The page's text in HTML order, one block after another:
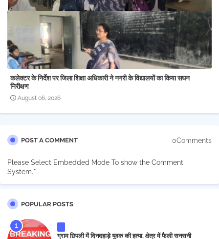
कलेक्टर के निर्देश पर जिला शिक्षा अधिकारी ने नगरी के विद्यालयों का किया सघन
निरीक्षण
August 06, 2026
POST A COMMENT 0Comments
Please Select Embedded Mode To show the Comment
System.*
POPULAR POSTS
ग्राम छिपली में दिनदहाड़े युवक की हत्या, क्षेत्र में फैली सनसनी